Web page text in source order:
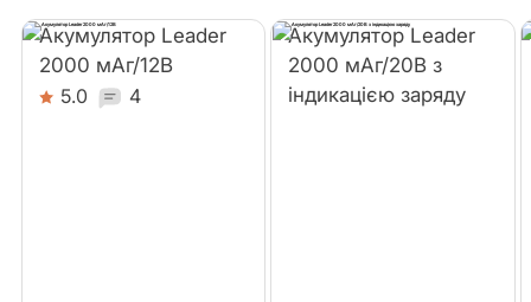
Акумулятор Leader
2000 мАг/12В
5.0 4
Акумулятор Leader
2000 мАг/20В з
індикацією заряду